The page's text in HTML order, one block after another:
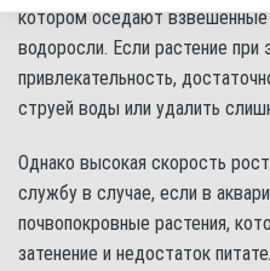
котором оседают взвешенные
водоросли. Если растение
привлекательность,
струей воды или удалить
Однако высокая скорость
службу в случае, если в
почвопокровные растения,
затенение и недостаток